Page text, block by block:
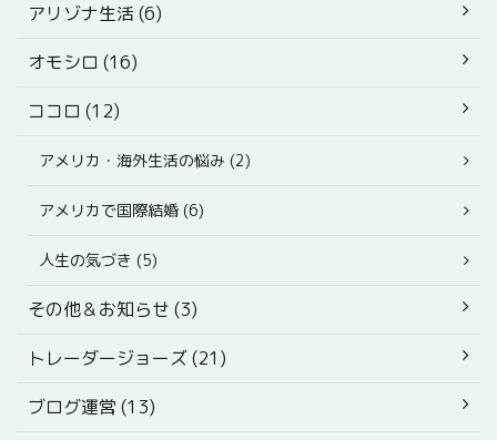
アリゾナ生活 (6)
オモシロ (16)
ココロ (12)
アメリカ・海外生活の悩み (2)
アメリカで国際結婚 (6)
人生の気づき (5)
その他＆お知らせ (3)
トレーダージョーズ (21)
ブログ運営 (13)